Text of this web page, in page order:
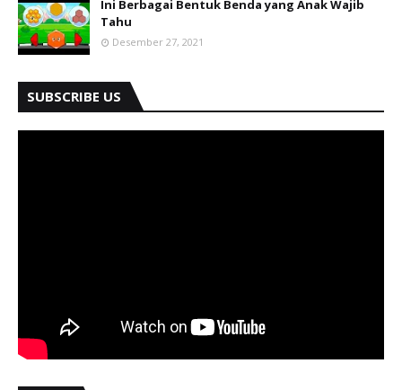
Ini Berbagai Bentuk Benda yang Anak Wajib
Tahu
Desember 27, 2021
SUBSCRIBE US